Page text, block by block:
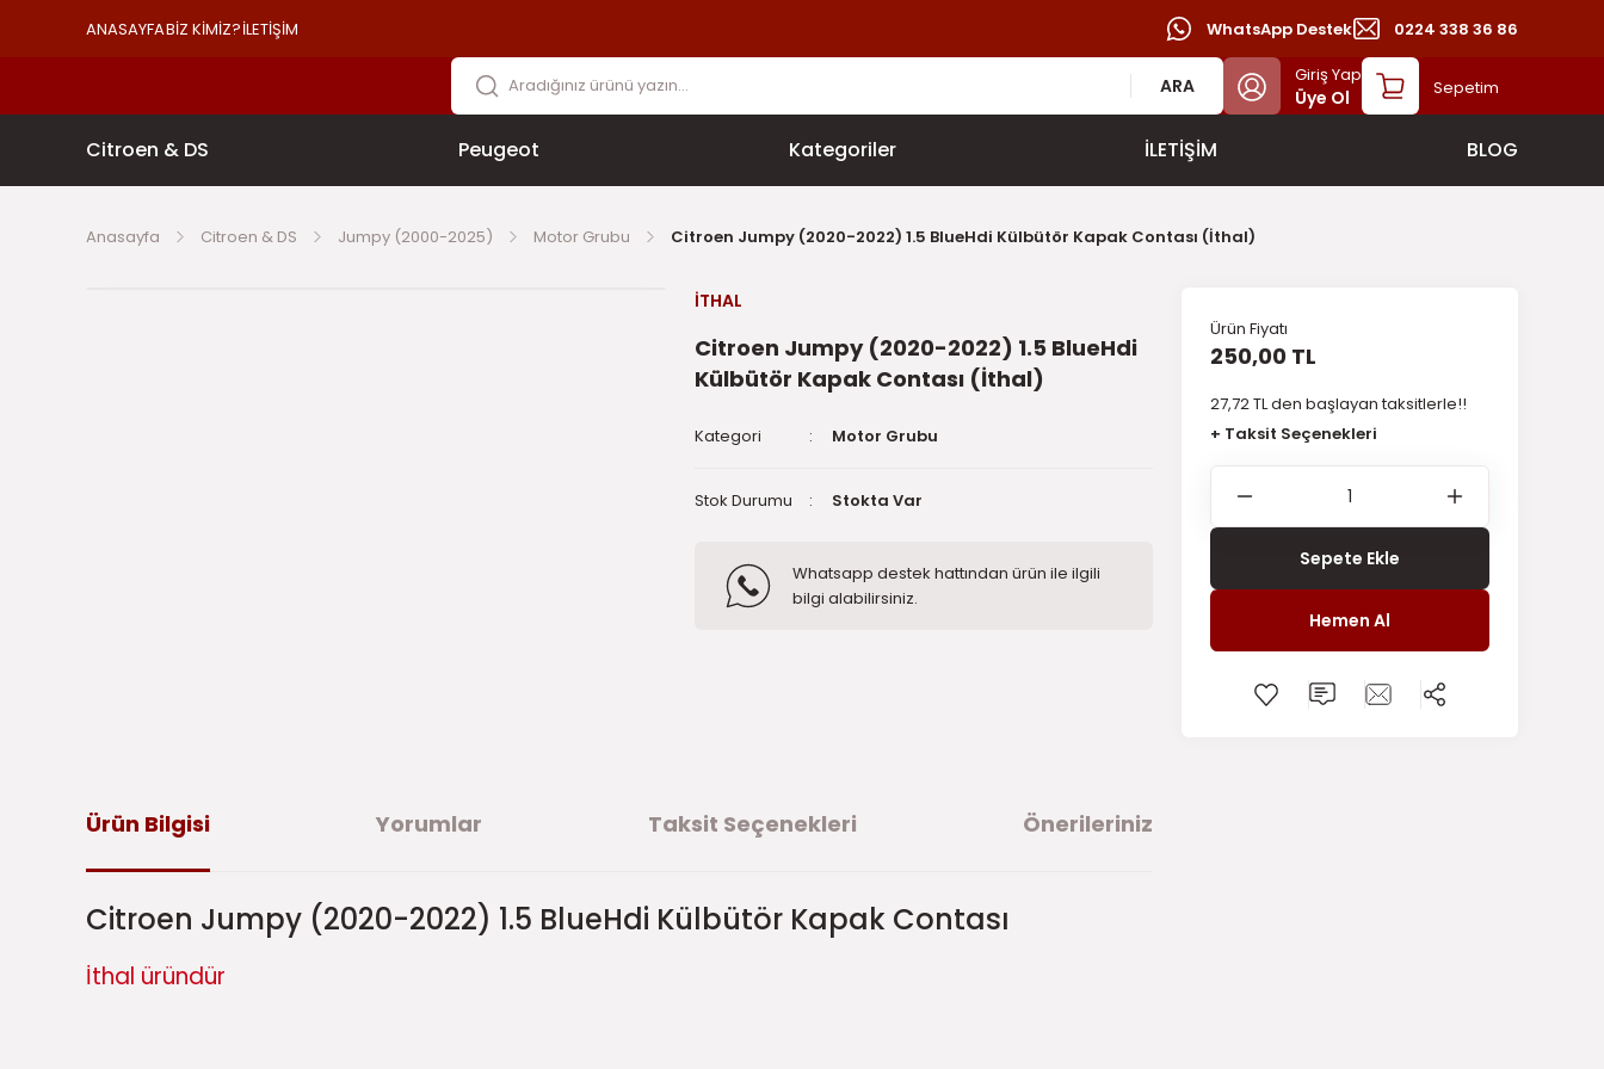
ANASAYFABİZ KİMİZ?İLETİŞİM WhatsApp Destek 0224 338 36 86
ARA Giriş Yap
Üye Ol Sepetim
Citroen & DS Peugeot Kategoriler İLETİŞİM BLOG
Anasayfa Citroen & DS Jumpy (2000-2025) Motor Grubu Citroen Jumpy (2020-2022) 1.5 BlueHdi Külbütör Kapak Contası (İthal)
İTHAL
Citroen Jumpy (2020-2022) 1.5 BlueHdi
Külbütör Kapak Contası (İthal)
Kategori Motor Grubu
Stok Durumu Stokta Var
Whatsapp destek hattından ürün ile ilgili
bilgi alabilirsiniz.
Ürün Fiyatı
250,00 TL
27,72 TL den başlayan taksitlerle!!
+ Taksit Seçenekleri
Sepete Ekle
Hemen Al
Ürün Bilgisi Yorumlar Taksit Seçenekleri Önerileriniz
Citroen Jumpy (2020-2022) 1.5 BlueHdi Külbütör Kapak Contası
İthal üründür